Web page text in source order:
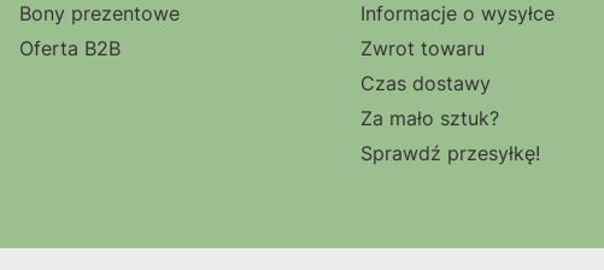
Bony prezentowe
Oferta B2B
Informacje o wysyłce
Zwrot towaru
Czas dostawy
Za mało sztuk?
Sprawdź przesyłkę!